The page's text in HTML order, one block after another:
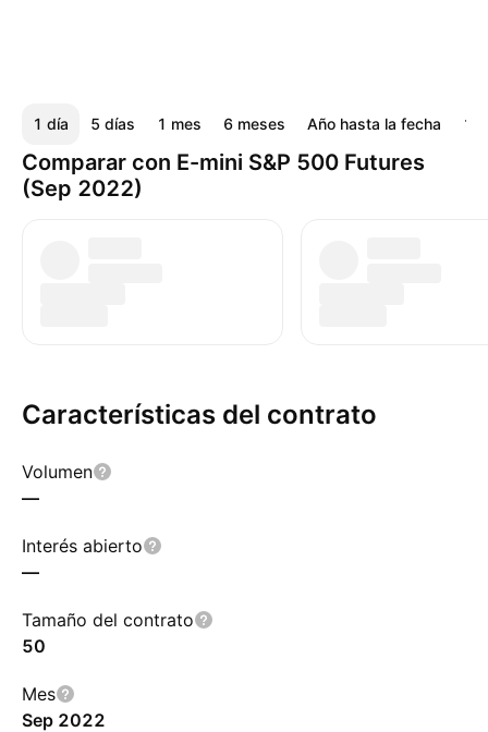
1 día 5 días 1 mes 6 meses Año hasta la fecha 1
Comparar con E-mini S&P 500 Futures
(Sep 2022)
Características del contrato
Volumen
—
Interés abierto
—
Tamaño del contrato
50
Mes
Sep 2022